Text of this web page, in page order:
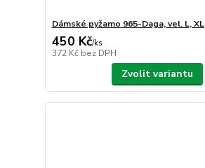
Dámské pyžamo 965-Daga, vel. L, XL
450 Kč/ks
372 Kč bez DPH
Zvolit variantu